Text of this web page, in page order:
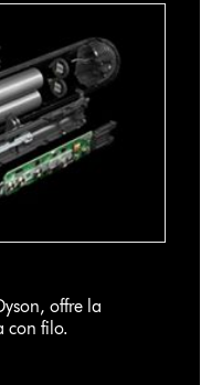
offre la
con filo.